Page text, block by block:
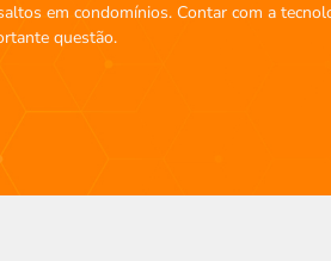
em condomínios. Contar com a
questão.